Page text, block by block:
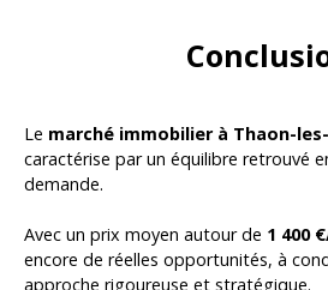
Le marché immobilier à Thaon-
caractérise par un équilibre retrouvé
demande.
Avec un prix moyen autour de 1 400
encore de réelles opportunités, à
approche rigoureuse et stratégique.